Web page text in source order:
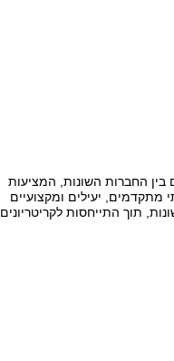
בין החברות השונות, המציעות
מתקדמים, יעילים ומקצועיים
תוך התייחסות לקריטריונים